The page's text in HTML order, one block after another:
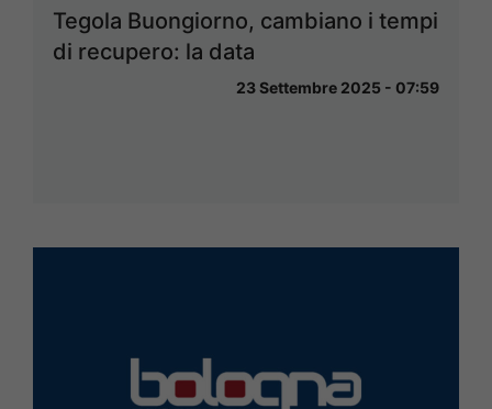
Tegola Buongiorno, cambiano i tempi
di recupero: la data
23 Settembre 2025 - 07:59